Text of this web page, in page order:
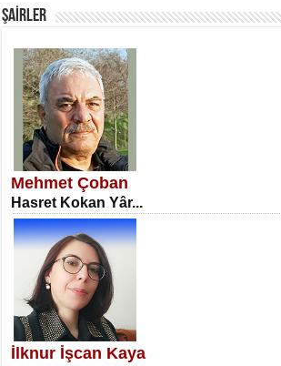
SATILMIŞ ÜMİT ÇETİNKAYA
Erkenlik...
NECLA DİLEK ARSLAN
Öğretmenler Günü Mahkemesi...
ŞAİRLER
Mehmet Çoban
Hasret Kokan Yâr...
İlknur İşcan Kaya